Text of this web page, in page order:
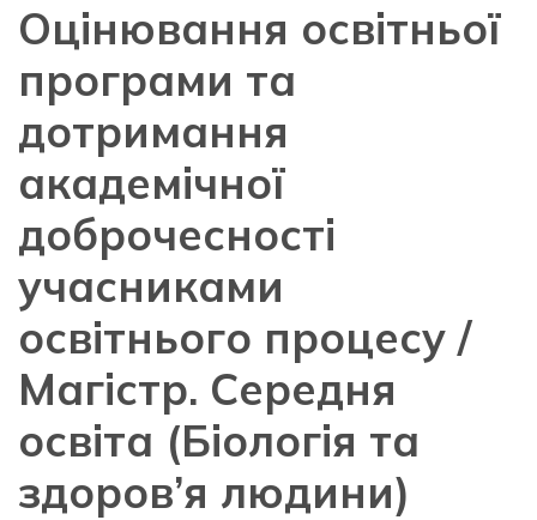
Оцінювання освітньої
програми та
дотримання
академічної
доброчесності
учасниками
освітнього процесу /
Магістр. Середня
освіта (Біологія та
здоров’я людини)